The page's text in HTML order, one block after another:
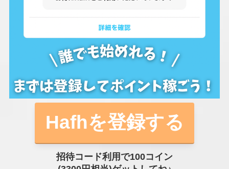
Hafhを登録する
招待コード利用で100コイン